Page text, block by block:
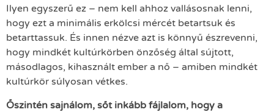
Ilyen egyszerű ez – nem kell ahhoz vallásosnak lenni,
hogy ezt a minimális erkölcsi mércét betartsuk és
betarttassuk. És innen nézve azt is könnyű észrevenni,
hogy mindkét kultúrkörben önzőség által sújtott,
másodlagos, kihasznált ember a nő – amiben mindkét
kultúrkör súlyosan vétkes.
Őszintén sajnálom, sőt inkább fájlalom, hogy a